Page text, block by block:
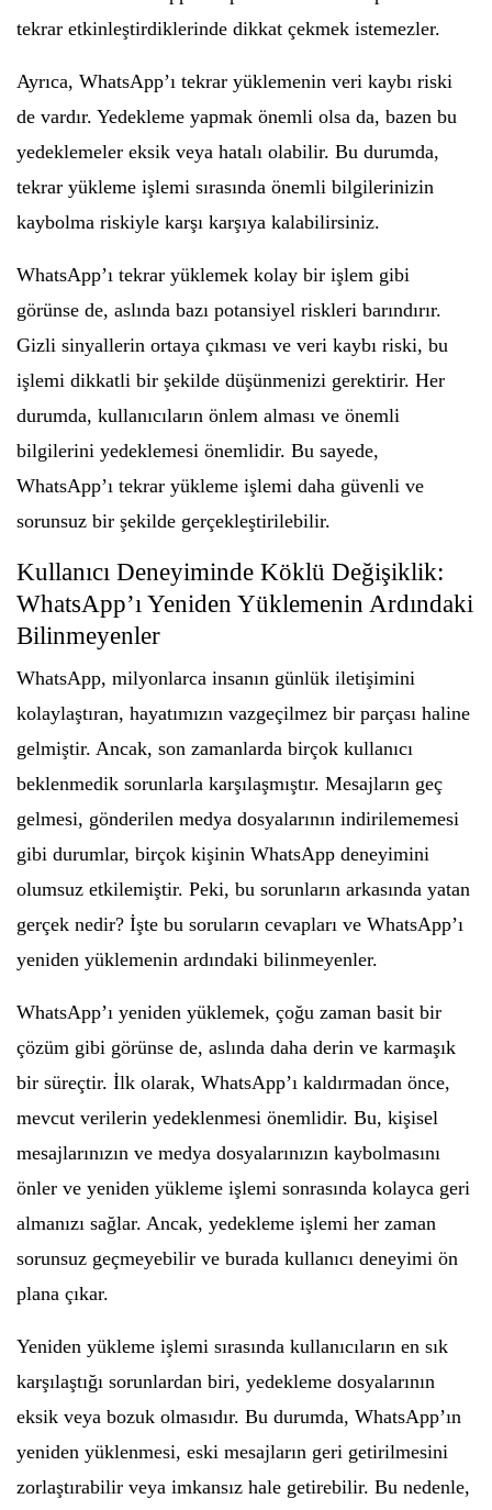
tekrar etkinleştirdiklerinde dikkat çekmek istemezler.
Ayrıca, WhatsApp’ı tekrar yüklemenin veri kaybı riski
de vardır. Yedekleme yapmak önemli olsa da, bazen bu
yedeklemeler eksik veya hatalı olabilir. Bu durumda,
tekrar yükleme işlemi sırasında önemli bilgilerinizin
kaybolma riskiyle karşı karşıya kalabilirsiniz.
WhatsApp’ı tekrar yüklemek kolay bir işlem gibi
görünse de, aslında bazı potansiyel riskleri barındırır.
Gizli sinyallerin ortaya çıkması ve veri kaybı riski, bu
işlemi dikkatli bir şekilde düşünmenizi gerektirir. Her
durumda, kullanıcıların önlem alması ve önemli
bilgilerini yedeklemesi önemlidir. Bu sayede,
WhatsApp’ı tekrar yükleme işlemi daha güvenli ve
sorunsuz bir şekilde gerçekleştirilebilir.
Kullanıcı Deneyiminde Köklü Değişiklik:
WhatsApp’ı Yeniden Yüklemenin Ardındaki
Bilinmeyenler
WhatsApp, milyonlarca insanın günlük iletişimini
kolaylaştıran, hayatımızın vazgeçilmez bir parçası haline
gelmiştir. Ancak, son zamanlarda birçok kullanıcı
beklenmedik sorunlarla karşılaşmıştır. Mesajların geç
gelmesi, gönderilen medya dosyalarının indirilememesi
gibi durumlar, birçok kişinin WhatsApp deneyimini
olumsuz etkilemiştir. Peki, bu sorunların arkasında yatan
gerçek nedir? İşte bu soruların cevapları ve WhatsApp’ı
yeniden yüklemenin ardındaki bilinmeyenler.
WhatsApp’ı yeniden yüklemek, çoğu zaman basit bir
çözüm gibi görünse de, aslında daha derin ve karmaşık
bir süreçtir. İlk olarak, WhatsApp’ı kaldırmadan önce,
mevcut verilerin yedeklenmesi önemlidir. Bu, kişisel
mesajlarınızın ve medya dosyalarınızın kaybolmasını
önler ve yeniden yükleme işlemi sonrasında kolayca geri
almanızı sağlar. Ancak, yedekleme işlemi her zaman
sorunsuz geçmeyebilir ve burada kullanıcı deneyimi ön
plana çıkar.
Yeniden yükleme işlemi sırasında kullanıcıların en sık
karşılaştığı sorunlardan biri, yedekleme dosyalarının
eksik veya bozuk olmasıdır. Bu durumda, WhatsApp’ın
yeniden yüklenmesi, eski mesajların geri getirilmesini
zorlaştırabilir veya imkansız hale getirebilir. Bu nedenle,